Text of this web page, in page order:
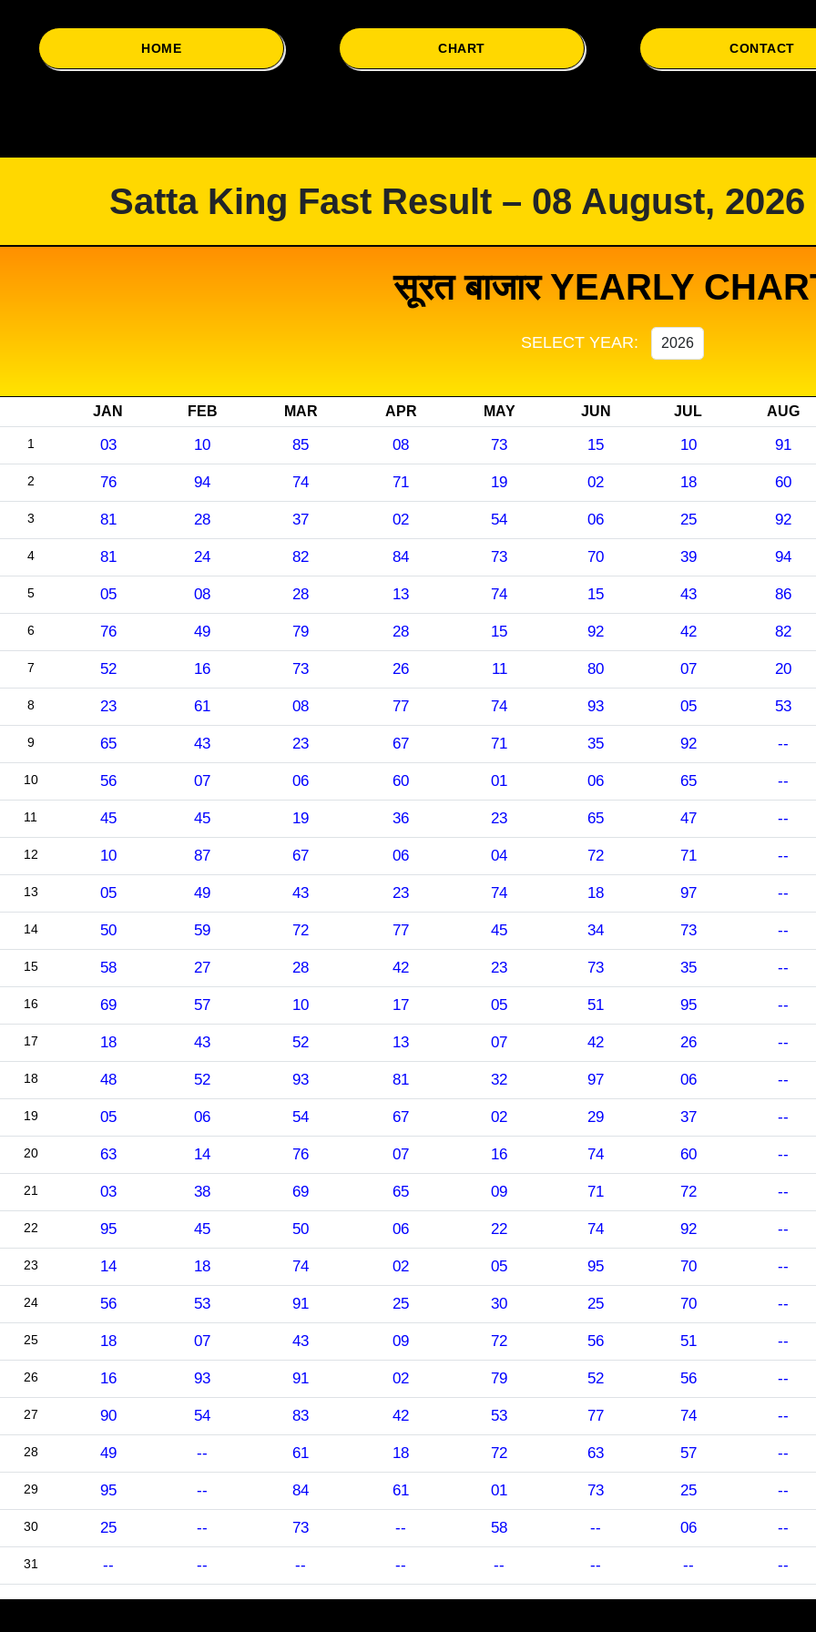
HOME CHART CONTACT
Satta King Fast Result – 08 August,
सूरत बाजार YEARLY
SELECT YEAR:
JAN FEB MAR APR MAY JUN JUL AUG
1 03 10 85 08 73 15 10 91
2 76 94 74 71 19 02 18 60
3 81 28 37 02 54 06 25 92
4 81 24 82 84 73 70 39 94
5 05 08 28 13 74 15 43 86
6 76 49 79 28 15 92 42 82
7 52 16 73 26 11 80 07 20
8 23 61 08 77 74 93 05 53
9 65 43 23 67 71 35 92 --
10 56 07 06 60 01 06 65 --
11 45 45 19 36 23 65 47 --
12 10 87 67 06 04 72 71 --
13 05 49 43 23 74 18 97 --
14 50 59 72 77 45 34 73 --
15 58 27 28 42 23 73 35 --
16 69 57 10 17 05 51 95 --
17 18 43 52 13 07 42 26 --
18 48 52 93 81 32 97 06 --
19 05 06 54 67 02 29 37 --
20 63 14 76 07 16 74 60 --
21 03 38 69 65 09 71 72 --
22 95 45 50 06 22 74 92 --
23 14 18 74 02 05 95 70 --
24 56 53 91 25 30 25 70 --
25 18 07 43 09 72 56 51 --
26 16 93 91 02 79 52 56 --
27 90 54 83 42 53 77 74 --
28 49 -- 61 18 72 63 57 --
29 95 -- 84 61 01 73 25 --
30 25 -- 73 -- 58 -- 06 --
31 -- -- -- -- -- -- -- --